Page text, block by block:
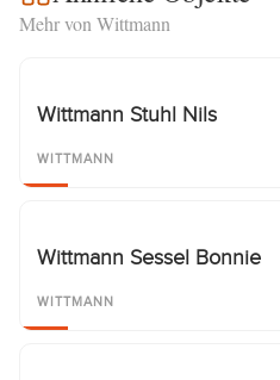
Mehr von Wittmann
Wittmann Stuhl Nils
WITTMANN
Wittmann Sessel Bonnie
WITTMANN